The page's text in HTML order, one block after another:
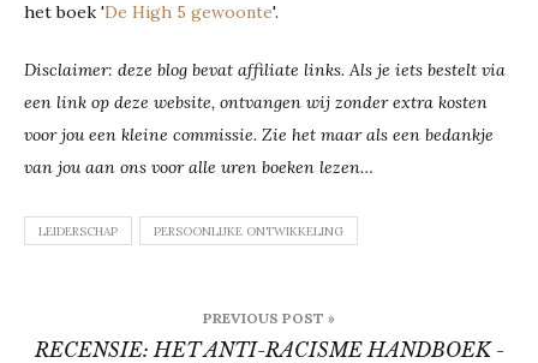
het boek 'De High 5 gewoonte'.
Disclaimer: deze blog bevat affiliate links. Als je iets bestelt via
een link op deze website, ontvangen wij zonder extra kosten
voor jou een kleine commissie. Zie het maar als een bedankje
van jou aan ons voor alle uren boeken lezen…
LEIDERSCHAP PERSOONLIJKE ONTWIKKELING
navigatie
PREVIOUS POST »
RECENSIE: HET ANTI-RACISME HANDBOEK -